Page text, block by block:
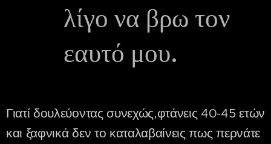
λίγο να βρω τον
εαυτό μου.
Γιατί δουλεύοντας συνεχώς,φτάνεις 40-45 ετών
και ξαφνικά δεν το καταλαβαίνεις πως περνάτε